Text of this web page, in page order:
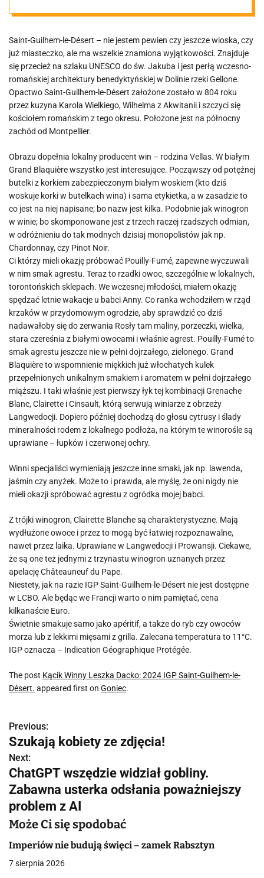
Désert.
Saint-Guilhem-le-Désert – nie jestem pewien czy jeszcze wioska, czy
już miasteczko, ale ma wszelkie znamiona wyjątkowości. Znajduje
się przecież na szlaku UNESCO do św. Jakuba i jest perłą wczesno-
romańskiej architektury benedyktyńskiej w Dolinie rzeki Gellone.
Opactwo Saint-Guilhem-le-Désert założone zostało w 804 roku
przez kuzyna Karola Wielkiego, Wilhelma z Akwitanii i szczyci się
kościołem romańskim z tego okresu. Położone jest na północny
zachód od Montpellier.
Obrazu dopełnia lokalny producent win – rodzina Vellas. W białym
Grand Blaquière wszystko jest interesujące. Począwszy od potężnej
butelki z korkiem zabezpieczonym białym woskiem (kto dziś
woskuje korki w butelkach wina) i sama etykietka, a w zasadzie to
co jest na niej napisane; bo nazw jest kilka. Podobnie jak winogron
w winie; bo skomponowane jest z trzech raczej rzadszych odmian,
w odróżnieniu do tak modnych dzisiaj monopolistów jak np.
Chardonnay, czy Pinot Noir.
Ci którzy mieli okazję próbować Pouilly-Fumé, zapewne wyczuwali
w nim smak agrestu. Teraz to rzadki owoc, szczególnie w lokalnych,
torontońskich sklepach. We wczesnej młodości, miałem okazję
spędzać letnie wakacje u babci Anny. Co ranka wchodziłem w rząd
krzaków w przydomowym ogrodzie, aby sprawdzić co dziś
nadawałoby się do zerwania Rosły tam maliny, porzeczki, wielka,
stara czereśnia z białymi owocami i właśnie agrest. Pouilly-Fumé to
smak agrestu jeszcze nie w pełni dojrzałego, zielonego. Grand
Blaquière to wspomnienie miękkich już włochatych kulek
przepełnionych unikalnym smakiem i aromatem w pełni dojrzałego
miąższu. I taki właśnie jest pierwszy łyk tej kombinacji Grenache
Blanc, Clairette i Cinsault, którą serwują winiarze z obrzeży
Langwedocji. Dopiero później dochodzą do głosu cytrusy i ślady
mineralności rodem z lokalnego podłoża, na którym te winorośle są
uprawiane – łupków i czerwonej ochry.
Winni specjaliści wymieniają jeszcze inne smaki, jak np. lawenda,
jaśmin czy anyżek. Może to i prawda, ale myślę, że oni nigdy nie
mieli okazji spróbować agrestu z ogródka mojej babci.
Z trójki winogron, Clairette Blanche są charakterystyczne. Mają
wydłużone owoce i przez to mogą być łatwiej rozpoznawalne,
nawet przez laika. Uprawiane w Langwedocji i Prowansji. Ciekawe,
że są one też jednymi z trzynastu winogron uznanych przez
apelację Châteauneuf du Pape.
Niestety, jak na razie IGP Saint-Guilhem-le-Désert nie jest dostępne
w LCBO. Ale będąc we Francji warto o nim pamiętać, cena
kilkanaście Euro.
Świetnie smakuje samo jako apéritif, a także do ryb czy owoców
morza lub z lekkimi mięsami z grilla. Zalecana temperatura to 11°C.
IGP oznacza – Indication Géographique Protégée.
The post Kącik Winny Leszka Dacko: 2024 IGP Saint-Guilhem-le-
Désert. appeared first on Goniec.
N
a
w
i
g
a
c
Previous:
Szukają kobiety ze zdjęcia!
Next:
ChatGPT wszędzie widział gobliny.
Zabawna usterka odsłania poważniejszy
problem z AI
Może Ci się spodobać
Imperiów nie budują święci – zamek Rabsztyn
7 sierpnia 2026